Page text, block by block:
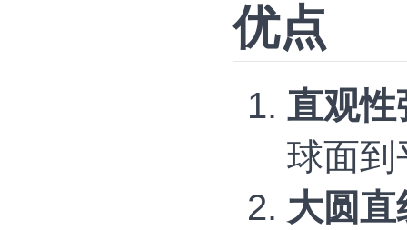
优点
直观性
球面到
大圆直